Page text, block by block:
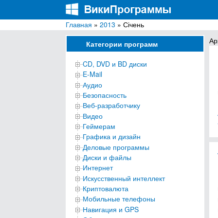
ВикиПрограммы
Энциклопедия бесплатных компьютерных
Главная » 2013 » Січень
Категории программ
CD, DVD и BD диски
E-Mail
Аудио
Безопасность
Веб-разработчику
Видео
Геймерам
Графика и дизайн
Деловые программы
Диски и файлы
Интернет
Искусственный интеллект
Криптовалюта
Мобильные телефоны
Навигация и GPS